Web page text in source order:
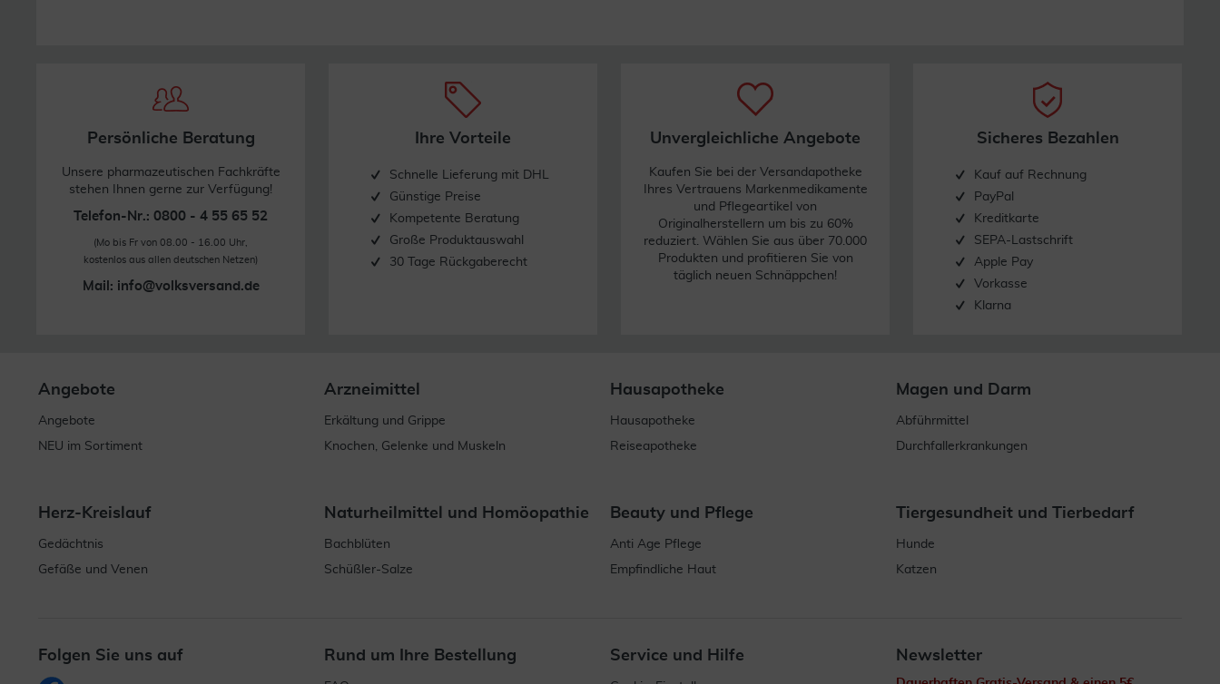
Persönliche Beratung
Unsere pharmazeutischen Fachkräfte
stehen Ihnen gerne zur Verfügung!
Telefon-Nr.: 0800 - 4 55 65 52
(Mo bis Fr von 08.00 - 16.00 Uhr,
kostenlos aus allen deutschen Netzen)
Mail: info@volksversand.de
Ihre Vorteile
Schnelle Lieferung mit DHL
Günstige Preise
Kompetente Beratung
Große Produktauswahl
30 Tage Rückgaberecht
Unvergleichliche Angebote
Kaufen Sie bei der Versandapotheke
Ihres Vertrauens Markenmedikamente
und Pflegeartikel von
Originalherstellern um bis zu 60%
reduziert. Wählen Sie aus über 70.000
Produkten und profitieren Sie von
täglich neuen Schnäppchen!
Sicheres Bezahlen
Kauf auf Rechnung
PayPal
Kreditkarte
SEPA-Lastschrift
Apple Pay
Vorkasse
Klarna
Angebote
Angebote
NEU im Sortiment
Arzneimittel
Erkältung und Grippe
Knochen, Gelenke und Muskeln
Hausapotheke
Hausapotheke
Reiseapotheke
Magen und Darm
Abführmittel
Durchfallerkrankungen
Herz-Kreislauf
Gedächtnis
Gefäße und Venen
Naturheilmittel und Homöopathie
Bachblüten
Schüßler-Salze
Beauty und Pflege
Anti Age Pflege
Empfindliche Haut
Tiergesundheit und Tierbedarf
Hunde
Katzen
Folgen Sie uns auf Rund um Ihre Bestellung Service und Hilfe Newsletter